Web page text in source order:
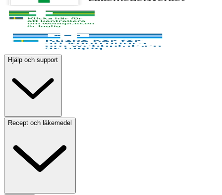
Hjälp och support
Recept och läkemedel